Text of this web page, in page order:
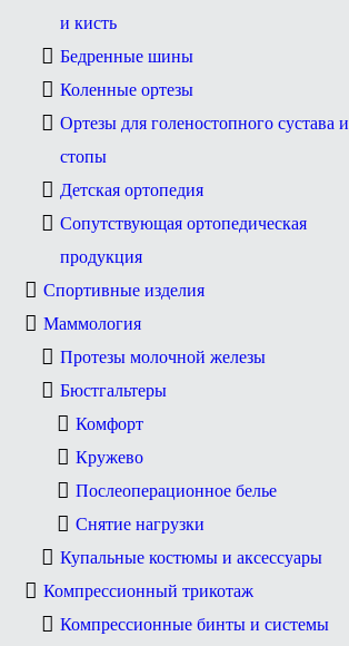
и кисть
Бедренные шины
Коленные ортезы
Ортезы для голеностопного сустава и
стопы
Детская ортопедия
Сопутствующая ортопедическая
продукция
Спортивные изделия
Маммология
Протезы молочной железы
Бюстгальтеры
Комфорт
Кружево
Послеоперационное белье
Снятие нагрузки
Купальные костюмы и аксессуары
Компрессионный трикотаж
Компрессионные бинты и системы